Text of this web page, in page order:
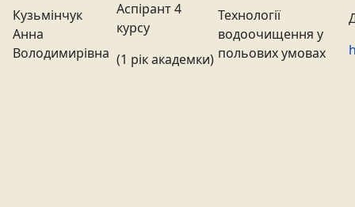
Кузьмінчук
Анна
Володимирівна
Аспірант 4
курсу
(1 рік академки)
Технології
водоочищення у
польових умовах